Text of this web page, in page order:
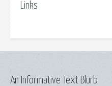
Links
An Informative Text Blurb